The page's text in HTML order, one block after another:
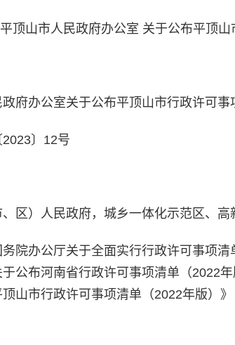
顶山市人民政府办公室 关于公布平顶
府办公室关于公布平顶山市行政许可事
〕12号
区）人民政府，城乡一体化示范区、高
院办公厅关于全面实行行政许可事项
公布河南省行政许可事项清单（2022
山市行政许可事项清单（2022年版）